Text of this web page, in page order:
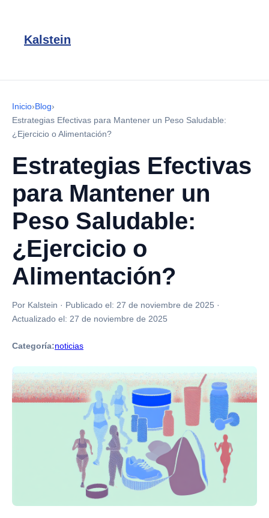
Kalstein
Inicio›Blog›
Estrategias Efectivas para Mantener un Peso Saludable:
¿Ejercicio o Alimentación?
Estrategias Efectivas
para Mantener un
Peso Saludable:
¿Ejercicio o
Alimentación?
Por Kalstein · Publicado el: 27 de noviembre de 2025 ·
Actualizado el: 27 de noviembre de 2025
Categoría:noticias